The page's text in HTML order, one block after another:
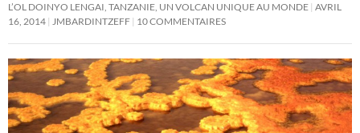
L’OL DOINYO LENGAI, TANZANIE, UN VOLCAN UNIQUE AU MONDE AVRIL
16, 2014 JMBARDINTZEFF 10 COMMENTAIRES